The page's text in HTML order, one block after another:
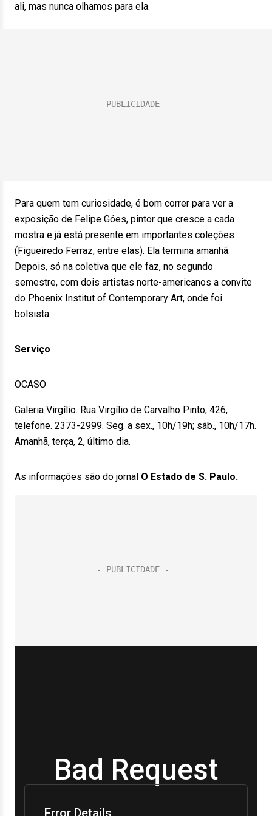
ali, mas nunca olhamos para ela.
Para quem tem curiosidade, é bom correr para ver a
exposição de Felipe Góes, pintor que cresce a cada
mostra e já está presente em importantes coleções
(Figueiredo Ferraz, entre elas). Ela termina amanhã.
Depois, só na coletiva que ele faz, no segundo
semestre, com dois artistas norte-americanos a convite
do Phoenix Institut of Contemporary Art, onde foi
bolsista.
Serviço
OCASO
Galeria Virgílio. Rua Virgílio de Carvalho Pinto, 426,
telefone. 2373-2999. Seg. a sex., 10h/19h; sáb., 10h/17h.
Amanhã, terça, 2, último dia.
As informações são do jornal O Estado de S. Paulo.